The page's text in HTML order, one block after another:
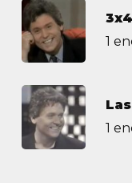
3х4
1
1